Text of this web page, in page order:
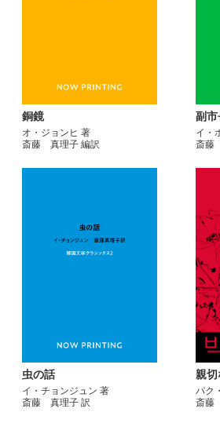
銅鏡
オ・ジョンヒ 著
斎藤 真理子 編訳
副市
イ・
斎藤
虫の話
イ・チョンジュン 著
斎藤 真理子 訳
親切
パク
斎藤